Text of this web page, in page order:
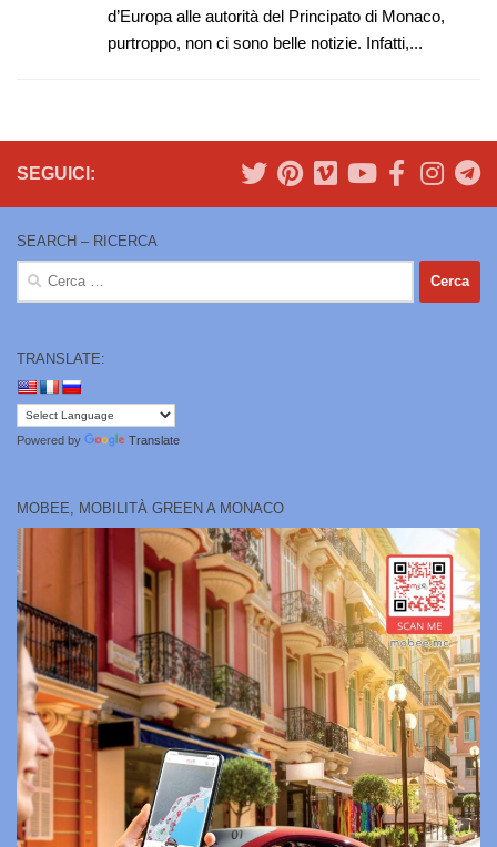
d’Europa alle autorità del Principato di Monaco,
purtroppo, non ci sono belle notizie. Infatti,...
SEGUICI:
SEARCH – RICERCA
Ricerca
TRANSLATE:
Powered by Translate
MOBEE, MOBILITÀ GREEN A MONACO